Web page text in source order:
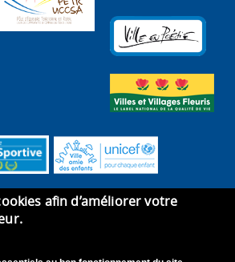
afin d’améliorer votre